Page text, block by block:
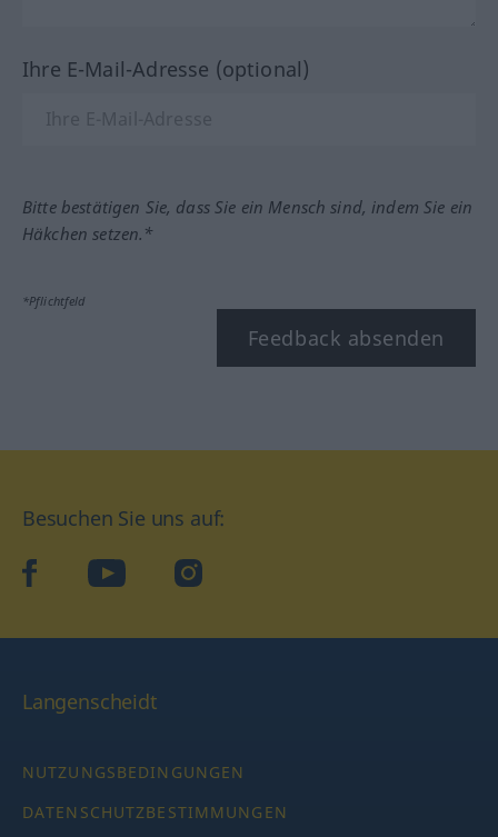
Ihre E-Mail-Adresse (optional)
Bitte bestätigen Sie, dass Sie ein Mensch sind, indem Sie ein
Häkchen setzen.*
*Pflichtfeld
Feedback absenden
Besuchen Sie uns auf:
facebookYouTube Instagram
Langenscheidt
NUTZUNGSBEDINGUNGEN
DATENSCHUTZBESTIMMUNGEN